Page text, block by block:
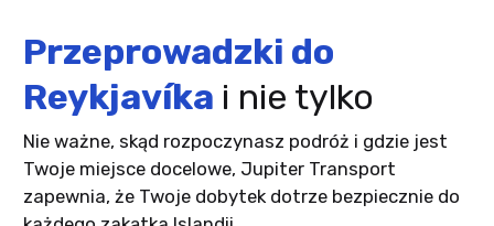
Przeprowadzki do
Reykjavíka i nie tylko
Nie ważne, skąd rozpoczynasz podróż i gdzie jest
Twoje miejsce docelowe, Jupiter Transport
zapewnia, że Twoje dobytek dotrze bezpiecznie do